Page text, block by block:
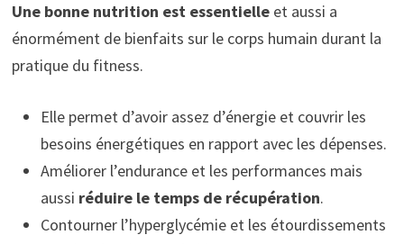
Une bonne nutrition est essentielle et aussi a
énormément de bienfaits sur le corps humain durant la
pratique du fitness.
Elle permet d’avoir assez d’énergie et couvrir les
besoins énergétiques en rapport avec les dépenses.
Améliorer l’endurance et les performances mais
aussi réduire le temps de récupération.
Contourner l’hyperglycémie et les étourdissements